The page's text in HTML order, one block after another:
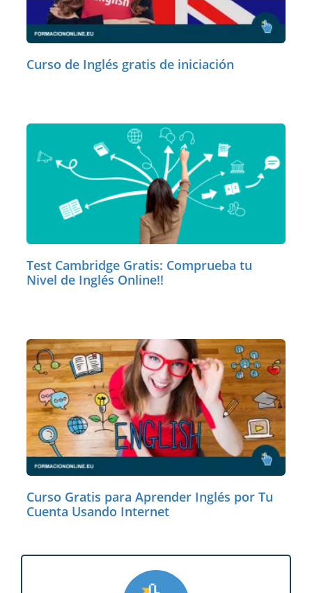
Curso de Inglés gratis de iniciación
Test Cambridge Gratis: Comprueba tu
Nivel de Inglés Online!!
Curso Gratis para Aprender Inglés por Tu
Cuenta Usando Internet